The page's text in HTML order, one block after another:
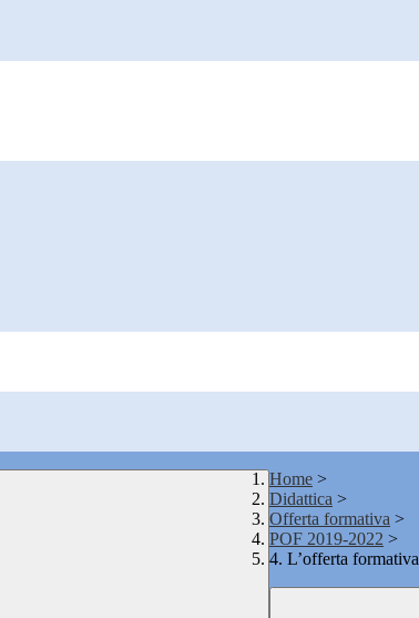
Home >
Didattica >
Offerta formativa >
POF 2019-2022 >
4. L’offerta formativa